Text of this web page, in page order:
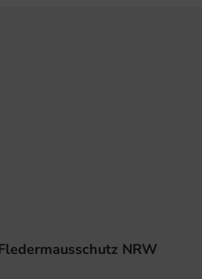
NRW